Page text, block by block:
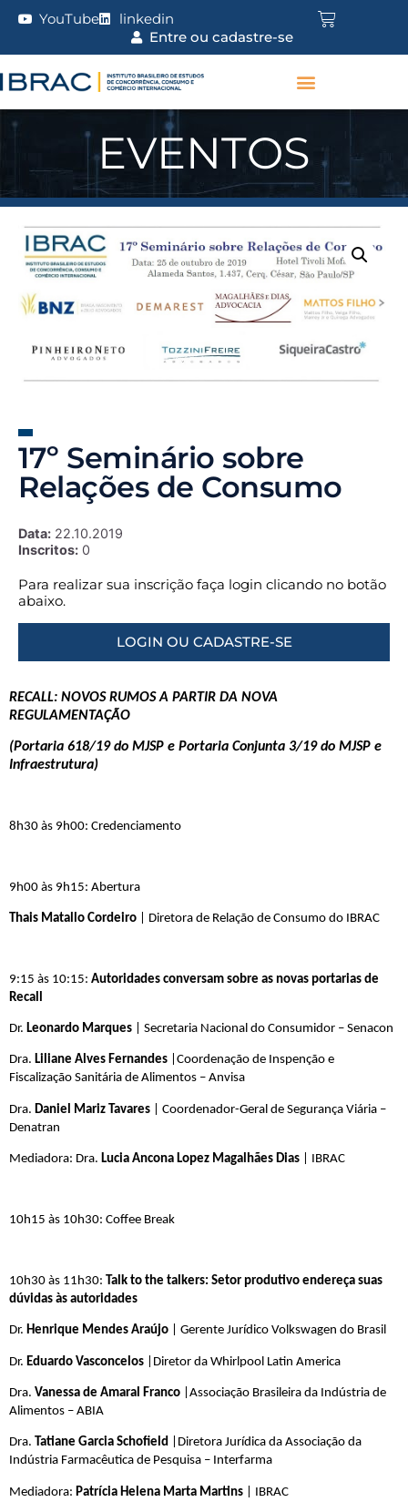
YouTube
linkedin
Entre ou cadastre-se
EVENTOS
17º Seminário sobre
Relações de Consumo
Data: 22.10.2019
Inscritos: 0
Para realizar sua inscrição faça login clicando no botão
abaixo.
LOGIN OU CADASTRE-SE
RECALL: NOVOS RUMOS A PARTIR DA NOVA
REGULAMENTAÇÃO
(Portaria 618/19 do MJSP e Portaria Conjunta 3/19 do MJSP e
Infraestrutura)
8h30 às 9h00: Credenciamento
9h00 às 9h15: Abertura
Thais Matallo Cordeiro | Diretora de Relação de Consumo do IBRAC
9:15 às 10:15: Autoridades conversam sobre as novas portarias de
Recall
Dr. Leonardo Marques | Secretaria Nacional do Consumidor – Senacon
Dra. Liliane Alves Fernandes |Coordenação de Inspenção e
Fiscalização Sanitária de Alimentos – Anvisa
Dra. Daniel Mariz Tavares | Coordenador-Geral de Segurança Viária –
Denatran
Mediadora: Dra. Lucia Ancona Lopez Magalhães Dias | IBRAC
10h15 às 10h30: Coffee Break
10h30 às 11h30:
Talk to the talkers: Setor produtivo endereça suas
dúvidas às autoridades
Dr. Henrique Mendes Araújo | Gerente Jurídico Volkswagen do Brasil
Dr. Eduardo Vasconcelos |Diretor da Whirlpool Latin America
Dra. Vanessa de Amaral Franco |Associação Brasileira da Indústria de
Alimentos – ABIA
Dra. Tatiane Garcia Schofield |Diretora Jurídica da Associação da
Indústria Farmacêutica de Pesquisa – Interfarma
Mediadora: Patrícia Helena Marta Martins | IBRAC